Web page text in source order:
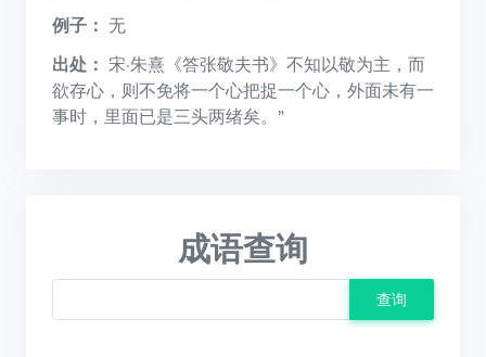
例子： 无
出处： 宋·朱熹《答张敬夫书》不知以敬为主，而
欲存心，则不免将一个心把捉一个心，外面未有一
事时，里面已是三头两绪矣。”
成语查询
查询